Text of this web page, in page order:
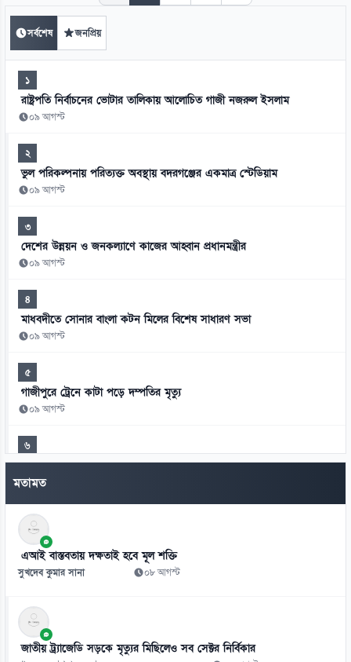
সর্বশেষ জনপ্রিয়
১
রাষ্ট্রপতি নির্বাচনের ভোটার তালিকায় আলোচিত গাজী নজরুল ইসলাম
০৯ আগস্ট
২
ভুল পরিকল্পনায় পরিত্যক্ত অবস্থায় বদরগঞ্জের একমাত্র স্টেডিয়াম
০৯ আগস্ট
৩
দেশের উন্নয়ন ও জনকল্যাণে কাজের আহ্বান প্রধানমন্ত্রীর
০৯ আগস্ট
৪
মাধবদীতে সোনার বাংলা কটন মিলের বিশেষ সাধারণ সভা
০৯ আগস্ট
৫
গাজীপুরে ট্রেনে কাটা পড়ে দম্পতির মৃত্যু
০৯ আগস্ট
৬
রোমে বিমানের ফ্লাইট বিপর্যয়, টার্মিনালে ২৮ ঘণ্টা দুর্ভোগ যাত্রীদের
০৯ আগস্ট
৭
প্রধানমন্ত্রী চট্টগ্রাম সফরে যাচ্ছেন আজ, প্রস্তুত সাত ভেন্যু
০৯ আগস্ট
জ্বালানি-বিদ্যুৎ অস্থিতিশীল করতে চক্র সক্রিয়:চিকিৎসক সমাবেশে প্রধানমন্ত্রী
০৯ আগস্ট
মতামত
এআই বাস্তবতায় দক্ষতাই হবে মূল শক্তি
সুখদেব কুমার সানা ০৮ আগস্ট
জাতীয় ট্র্যাজেডি সড়কে মৃত্যুর মিছিলেও সব সেক্টর নির্বিকার